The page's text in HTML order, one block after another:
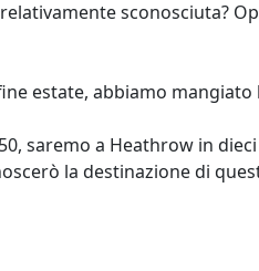
sconosciuta?
estate, abbiamo
saremo a Heathrow in
la destinazione di